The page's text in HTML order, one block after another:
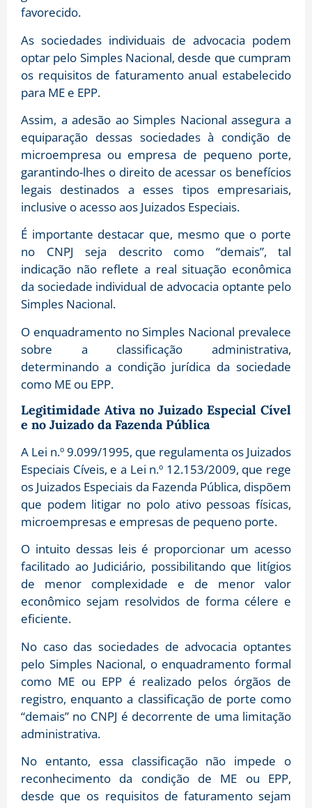
favorecido.
As sociedades individuais de advocacia podem
optar pelo Simples Nacional, desde que cumpram
os requisitos de faturamento anual estabelecido
para ME e EPP.
Assim, a adesão ao Simples Nacional assegura a
equiparação dessas sociedades à condição de
microempresa ou empresa de pequeno porte,
garantindo-lhes o direito de acessar os benefícios
legais destinados a esses tipos empresariais,
inclusive o acesso aos Juizados Especiais.
É importante destacar que, mesmo que o porte
no CNPJ seja descrito como “demais”, tal
indicação não reflete a real situação econômica
da sociedade individual de advocacia optante pelo
Simples Nacional.
O enquadramento no Simples Nacional prevalece
sobre a classificação administrativa,
determinando a condição jurídica da sociedade
como ME ou EPP.
Legitimidade Ativa no Juizado Especial Cível
e no Juizado da Fazenda Pública
A Lei n.º 9.099/1995, que regulamenta os Juizados
Especiais Cíveis, e a Lei n.º 12.153/2009, que rege
os Juizados Especiais da Fazenda Pública, dispõem
que podem litigar no polo ativo pessoas físicas,
microempresas e empresas de pequeno porte.
O intuito dessas leis é proporcionar um acesso
facilitado ao Judiciário, possibilitando que litígios
de menor complexidade e de menor valor
econômico sejam resolvidos de forma célere e
eficiente.
No caso das sociedades de advocacia optantes
pelo Simples Nacional, o enquadramento formal
como ME ou EPP é realizado pelos órgãos de
registro, enquanto a classificação de porte como
“demais” no CNPJ é decorrente de uma limitação
administrativa.
No entanto, essa classificação não impede o
reconhecimento da condição de ME ou EPP,
desde que os requisitos de faturamento sejam